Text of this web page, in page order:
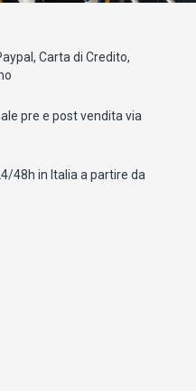
Carta di Credito,
pre e post vendita via
48h in Italia a partire da